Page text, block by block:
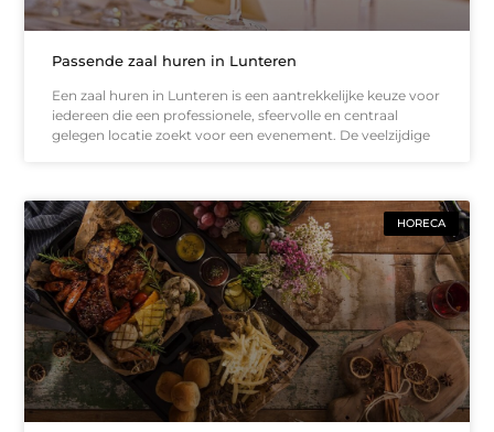
Passende zaal huren in Lunteren
Een zaal huren in Lunteren is een aantrekkelijke keuze voor
iedereen die een professionele, sfeervolle en centraal
gelegen locatie zoekt voor een evenement. De veelzijdige
HORECA